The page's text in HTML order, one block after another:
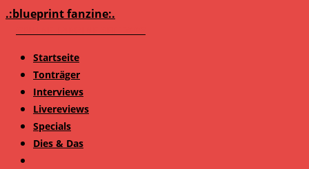
Zum
.:blueprint fanzine:.
Startseite
Tonträger
Interviews
Livereviews
Specials
Dies & Das